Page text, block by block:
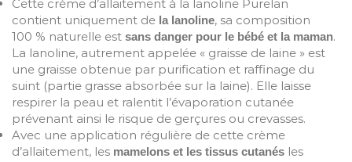
Cette crème d’allaitement à la lanoline Purelan
contient uniquement de la lanoline, sa composition
100 % naturelle est sans danger pour le bébé et la maman.
La lanoline, autrement appelée « graisse de laine » est
une graisse obtenue par purification et raffinage du
suint (partie grasse absorbée sur la laine). Elle laisse
respirer la peau et ralentit l’évaporation cutanée
prévenant ainsi le risque de gerçures ou crevasses.
Avec une application régulière de cette crème
d’allaitement, les mamelons et les tissus cutanés les